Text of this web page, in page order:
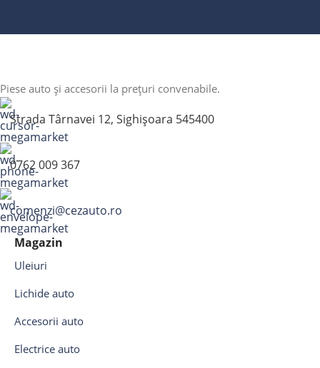
Piese auto și accesorii la prețuri convenabile.
Strada Târnavei 12, Sighișoara 545400
0762 009 367
comenzi@cezauto.ro
Magazin
Uleiuri
Lichide auto
Accesorii auto
Electrice auto